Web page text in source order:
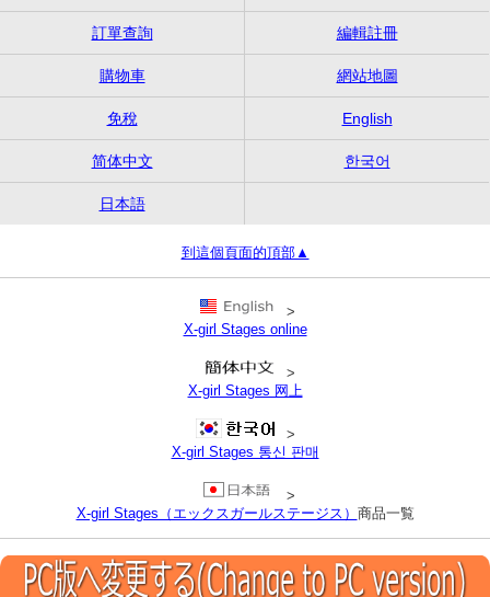
訂單查詢 編輯註冊
購物車 網站地圖
免稅 English
简体中文 한국어
日本語
到這個頁面的頂部▲
>
X-girl Stages online
>
X-girl Stages 网上
>
X-girl Stages 통신 판매
>
X-girl Stages（エックスガールステージス） 商品一覧